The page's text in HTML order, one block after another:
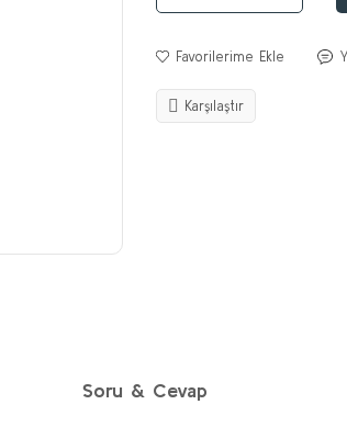
Karşılaştır
Soru & Cevap